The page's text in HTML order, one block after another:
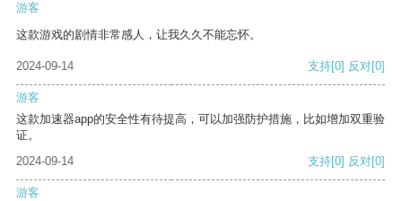
游客
这款游戏的剧情非常感人，让我久久不能忘怀。
2024-09-14 支持[0] 反对[0]
游客
这款加速器app的安全性有待提高，可以加强防护措施，比如增加双重验
证。
2024-09-14
支持[0] 反对[0]
游客